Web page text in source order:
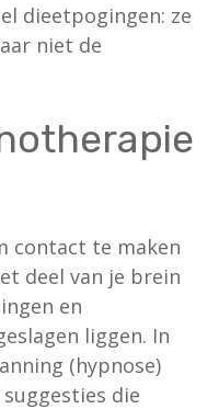
dieetpogingen: ze
niet de
contact te maken
deel van je brein
en
liggen. In
(hypnose)
die